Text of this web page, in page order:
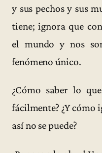
y sus pechos y sus
tiene; ignora que
el mundo y nos
fenómeno único.
¿Cómo saber lo
fácilmente? ¿Y cómo
así no se puede?